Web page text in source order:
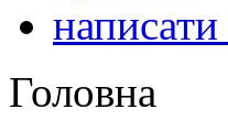
написати
Головна